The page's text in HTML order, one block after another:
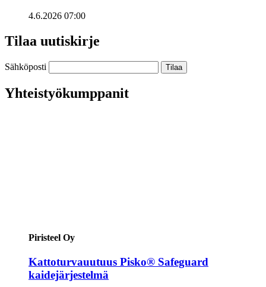
4.6.2026 07:00
Tilaa uutiskirje
Sähköposti
Yhteistyökumppanit
Piristeel Oy
Kattoturvauutuus Pisko® Safeguard
kaidejärjestelmä